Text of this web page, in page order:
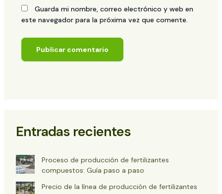
Guarda mi nombre, correo electrónico y web en
este navegador para la próxima vez que comente.
Entradas recientes
Proceso de producción de fertilizantes
compuestos: Guía paso a paso
Precio de la línea de producción de fertilizantes